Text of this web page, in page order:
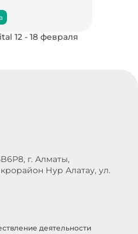
12 - 18 февраля
г. Алматы,
Нур Алатау, ул.
деятельности